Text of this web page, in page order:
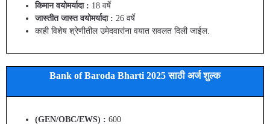
किमान वयोमर्यादा : 18 वर्षे
जास्तीत जास्त वयोमर्यादा : 26 वर्षे
काही विशेष श्रेणीतील उमेदवारांना वयात सवलत दिली जाईल.
Bank of Baroda Bharti 2025 साठी अर्ज शुल्क
(GEN/OBC/EWS) : 600